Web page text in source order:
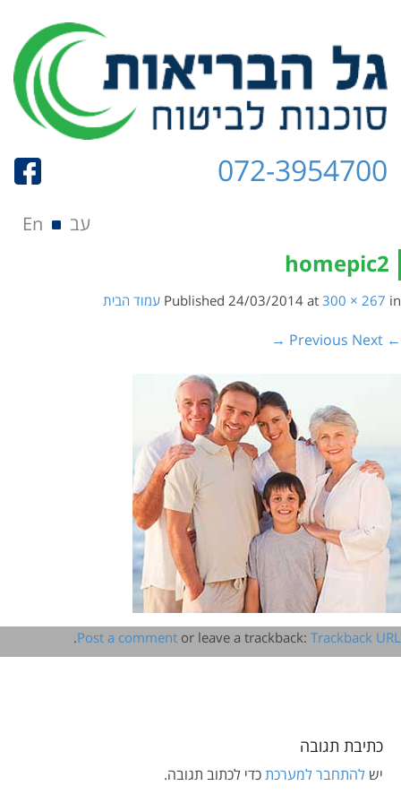
072-3954700
עב En
homepic2
Published 24/03/2014 at 300 × 267 in עמוד הבית
← Previous
Next →
Post a comment or leave a trackback: Trackback URL
.
כתיבת תגובה
ישלהתחבר למערכתכדי לכתוב תגובה.